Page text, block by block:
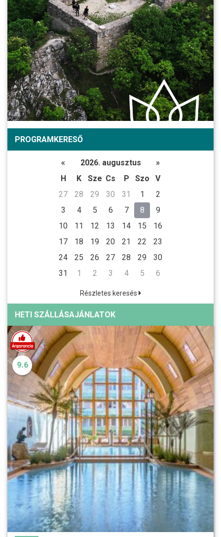
PROGRAMKERESŐ
« 2026. augusztus
»
H
K Sze Cs P Szo
V
27
28 29 30 31 1
2
3
4 5 6 7 8
9
10
11 12 13 14 15
16
17
18 19 20 21 22
23
24
25 26 27 28 29
30
31
1 2 3 4 5 6
Részletes keresés
HETI SZÁLLÁSAJÁNLATOK
9.6